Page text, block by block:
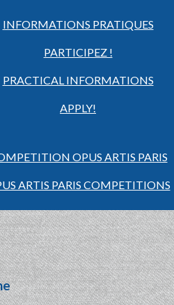
INFORMATIONS PRATIQUES
PARTICIPEZ !
PRACTICAL INFORMATIONS
APPLY!
OPUS ARTIS PARIS
ARTIS PARIS COMPETITIONS